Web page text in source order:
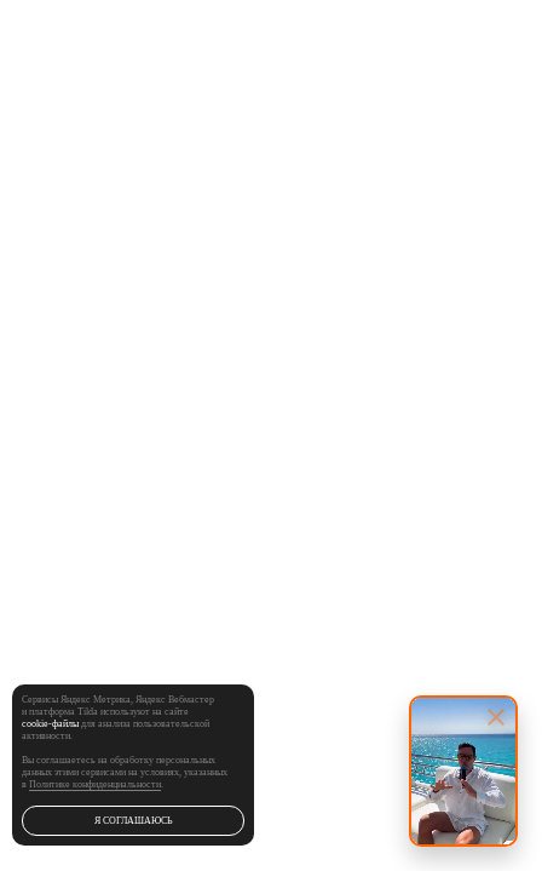
Сервисы Яндекс Метрика, Яндекс Вебмастер
и платформа Tilda используют на сайте
cookie‑файлы для анализа пользовательской
активности.
Вы соглашаетесь на обработку персональных
данных этими сервисами на условиях, указанных
в Политике конфиденциальности.
Я СОГЛАШАЮСЬ